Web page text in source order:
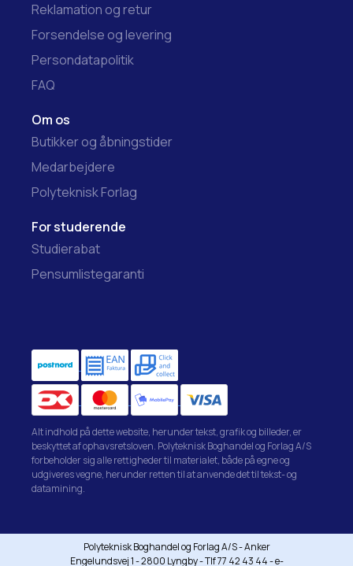
Reklamation og retur
Forsendelse og levering
Persondatapolitik
FAQ
Om os
Butikker og åbningstider
Medarbejdere
Polyteknisk Forlag
For studerende
Studierabat
Pensumlistegaranti
Alt indhold på dette website, herunder tekst, grafik og billeder, er
beskyttet af ophavsretsloven. Polyteknisk Boghandel og Forlag A/S
forbeholder sig alle rettigheder til materialet, både på egne og
udgiveres vegne, herunder retten til at anvende det til tekst- og
datamining.
Polyteknisk Boghandel og Forlag A/S - Anker
Engelundsvej 1 - 2800 Lyngby - Tlf 77 42 43 44 - e-